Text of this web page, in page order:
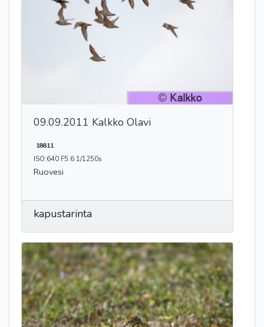
09.09.2011 Kalkko Olavi
18811
ISO:640 F5.6 1/1250s
Ruovesi
kapustarinta